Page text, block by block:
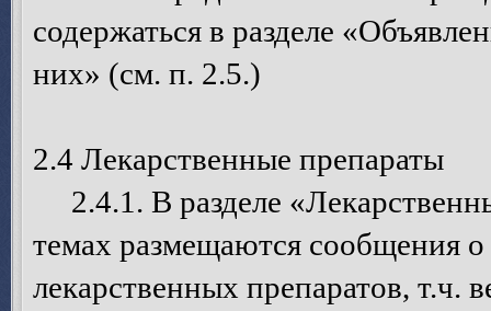
содержаться в разделе
них» (см. п. 2.5.)
2.4 Лекарственные препараты
2.4.1. В разделе
темах размещаются сообщения
лекарственных препаратов, т.ч.